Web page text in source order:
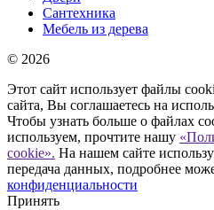
Сантехника
Мебель из дерева
© 2026
Этот сайт использует файлы
сайта, Вы соглашаетесь на
Чтобы узнать больше о файлах
используем, прочтите нашу
cookie». На нашем сайте
передача данных, подробнее
конфиденциальности
Принять